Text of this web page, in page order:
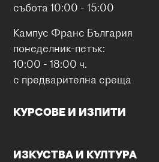
събота 10:00 - 15:00
Кампус Франс България
понеделник-петък:
10:00 - 18:00 ч.
с предварителна среща
КУРСОВЕ И ИЗПИТИ
ИЗКУСТВА И КУЛТУРА